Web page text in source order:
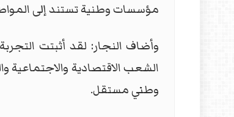
مؤسسات وطنية تستند إلى
وأضاف النجار: لقد أثبتت
الشعب الاقتصادية والاجتماعية
وطني مستقل.